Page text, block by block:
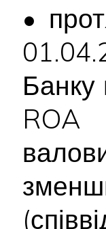
•
Банку
ROA